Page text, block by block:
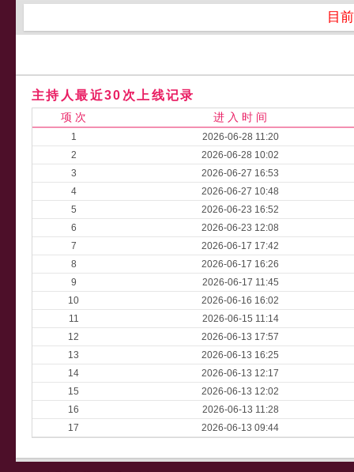
目
主持人最近30次上线记录
项 次 进 入 时 间
1
2026-06-28 11:20
2
2026-06-28 10:02
3
2026-06-27 16:53
4
2026-06-27 10:48
5
2026-06-23 16:52
6
2026-06-23 12:08
7
2026-06-17 17:42
8
2026-06-17 16:26
9
2026-06-17 11:45
10
2026-06-16 16:02
11
2026-06-15 11:14
12
2026-06-13 17:57
13
2026-06-13 16:25
14
2026-06-13 12:17
15
2026-06-13 12:02
16
2026-06-13 11:28
17
2026-06-13 09:44